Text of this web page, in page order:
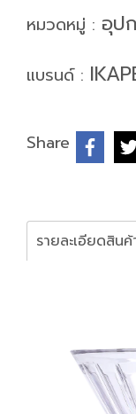
หมวดหมู่ : อุป
แบรนด์ :
Share
รายละเอียดสินค้